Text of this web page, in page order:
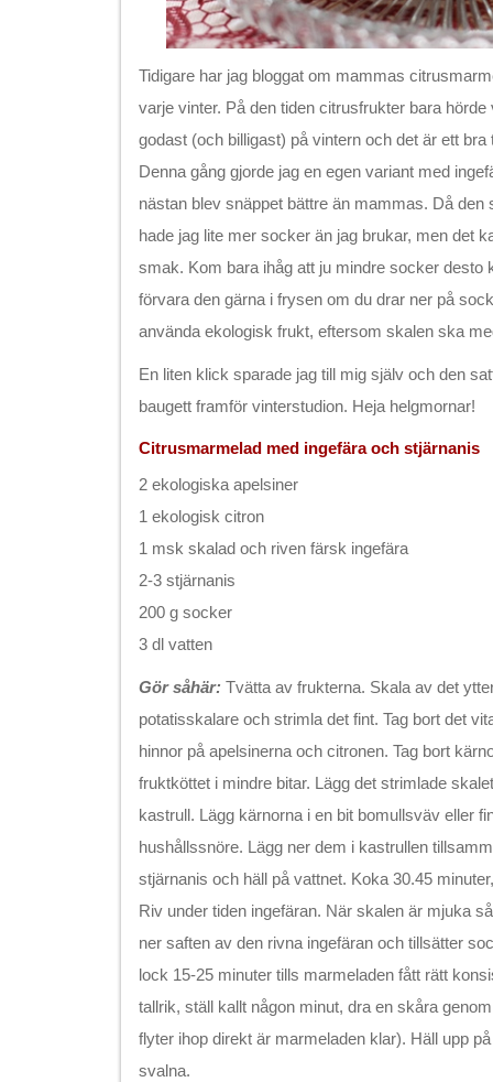
Tidigare har jag bloggat om mammas
varje vinter. På den tiden citrusfrukter bara
godast (och billigast) på vintern och det är ett
Denna gång gjorde jag en egen variant med
nästan blev snäppet bättre än mammas. Då den
hade jag lite mer socker än jag brukar, men det
smak. Kom bara ihåg att ju mindre socker desto
förvara den gärna i frysen om du drar ner på
använda ekologisk frukt, eftersom skalen ska
En liten klick sparade jag till mig själv och den
baugett framför vinterstudion. Heja helgmornar!
Citrusmarmelad med ingefära och stjärnanis
2 ekologiska apelsiner
1 ekologisk citron
1 msk skalad och riven färsk ingefära
2-3 stjärnanis
200 g socker
3 dl vatten
Gör såhär: Tvätta av frukterna. Skala av det
potatisskalare och strimla det fint. Tag bort det
hinnor på apelsinerna och citronen. Tag bort
fruktköttet i mindre bitar. Lägg det strimlade
kastrull. Lägg kärnorna i en bit bomullsväv eller
hushållssnöre. Lägg ner dem i kastrullen
stjärnanis och häll på vattnet. Koka 30.45
Riv under tiden ingefäran. När skalen är mjuka
ner saften av den rivna ingefäran och tillsätter
lock 15-25 minuter tills marmeladen fått rätt
tallrik, ställ kallt någon minut, dra en skåra
flyter ihop direkt är marmeladen klar). Häll upp
svalna.